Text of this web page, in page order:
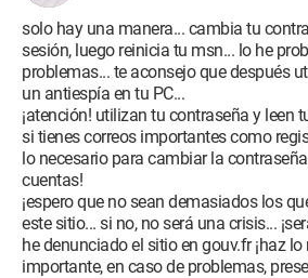
solo hay una manera... cambia tu
sesión, luego reinicia tu msn... lo he
problemas... te aconsejo que después
un antiespía en tu PC...
¡atención! utilizan tu contraseña y leen
si tienes correos importantes como
lo necesario para cambiar la
cuentas!
¡espero que no sean demasiados los
este sitio... si no, no será una crisis...
he denunciado el sitio en gouv.fr ¡haz
importante, en caso de problemas,